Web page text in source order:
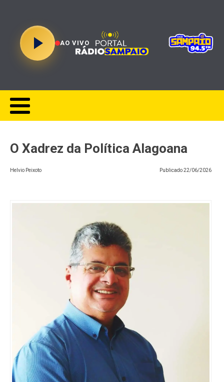
AO VIVO
O Xadrez da Política Alagoana
Helvio Peixoto Publicado22/06/2026